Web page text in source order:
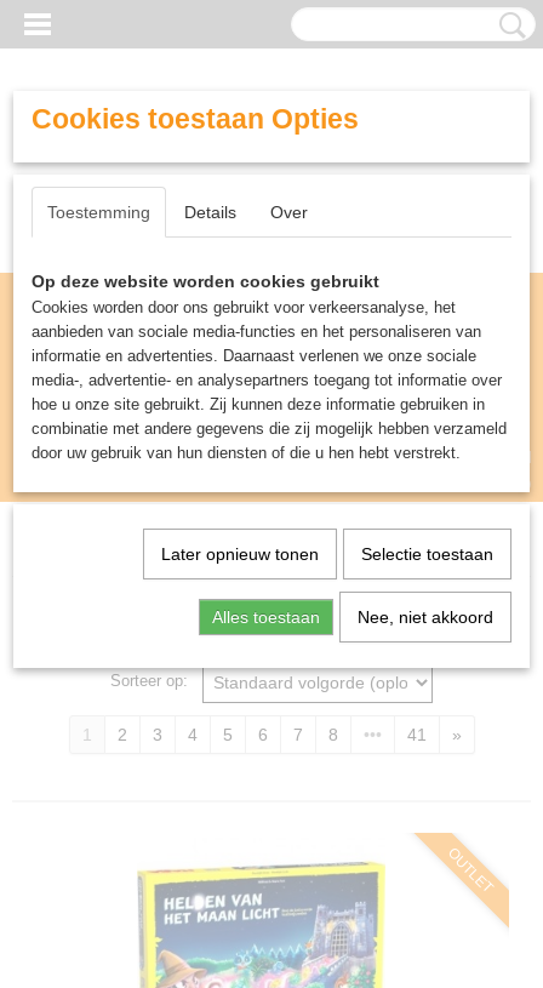
Inloggen Registreren
UW WINKELWAGEN
(0)
Spellen & Puzzels
Sorteer op:
1 2 3 4 5 6 7 8 ••• 41 »
OUTLET
Cookies toestaan Opties
Toestemming Details Over
Op deze website worden cookies gebruikt
Cookies worden door ons gebruikt voor verkeersanalyse, het
aanbieden van sociale media-functies en het personaliseren van
informatie en advertenties. Daarnaast verlenen we onze sociale
media-, advertentie- en analysepartners toegang tot informatie over
hoe u onze site gebruikt. Zij kunnen deze informatie gebruiken in
combinatie met andere gegevens die zij mogelijk hebben verzameld
door uw gebruik van hun diensten of die u hen hebt verstrekt.
Later opnieuw tonen Selectie toestaan
Alles toestaan Nee, niet akkoord